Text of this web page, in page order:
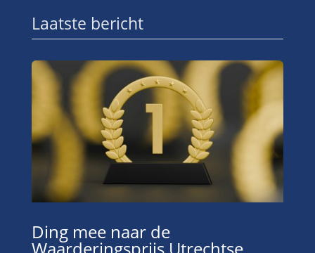
Laatste bericht
Ding mee naar de